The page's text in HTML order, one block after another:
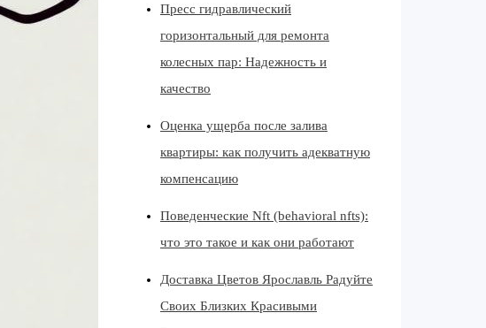
Пресс гидравлический
горизонтальный для ремонта
колесных пар: Надежность и
качество
Оценка ущерба после залива
квартиры: как получить адекватную
компенсацию
Поведенческие Nft (behavioral nfts):
что это такое и как они работают
Доставка Цветов Ярославль Радуйте
Своих Близких Красивыми